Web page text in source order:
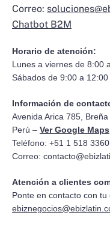
Correo:
Chatbot B2M
Horario de atención:
Lunes a viernes de 8:00
Sábados de 9:00 a
Información de
Avenida Arica 785,
Perú – Ver Google Maps
Teléfono: +51 1 518 3360
Correo:
Atención a clientes
Ponte en contacto con